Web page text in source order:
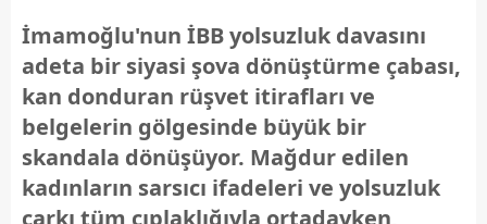
İmamoğlu'nun İBB yolsuzluk davasını
adeta bir siyasi şova dönüştürme çabası,
kan donduran rüşvet itirafları ve
belgelerin gölgesinde büyük bir
skandala dönüşüyor. Mağdur edilen
kadınların sarsıcı ifadeleri ve yolsuzluk
çarkı tüm çıplaklığıyla ortadayken,